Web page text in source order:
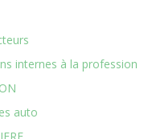
internes à la profession
auto